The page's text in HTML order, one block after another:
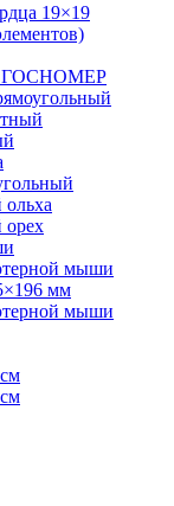
19×19
ГОСНОМЕР
орех
мыши
мм
мыши